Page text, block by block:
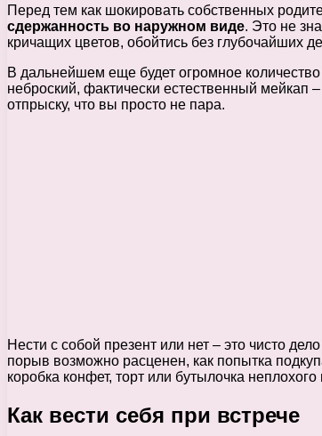
Перед тем как шокировать собственных
сдержанность во наружном виде. Это не
кричащих цветов, обойтись без глубочайших
В дальнейшем еще будет огромное
неброский, фактически естественный мейкап
отпрыску, что вы просто не пара.
Нести с собой презент или нет – это чисто
порыв возможно расценен, как попытка
коробка конфет, торт или бутылочка неплохого
Как вести себя при встрече